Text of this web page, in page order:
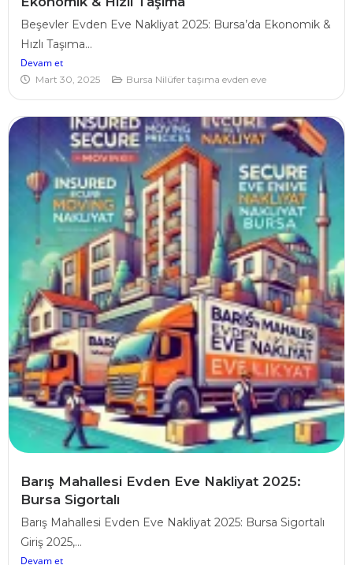
Beşevler Evden Eve Nakliyat 2025: Bursa’da Ekonomik &
Hızlı Taşıma...
Devam et
Mart 30, 2025 Bursa Nilüfer taşıma evden eve
Barış Mahallesi Evden Eve Nakliyat 2025:
Bursa Sigortalı
Barış Mahallesi Evden Eve Nakliyat 2025: Bursa Sigortalı
Giriş 2025,...
Devam et